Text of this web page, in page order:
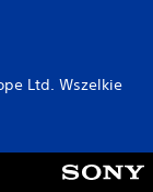
Ltd. Wszelkie